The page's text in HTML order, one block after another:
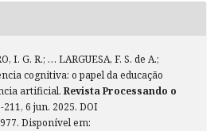
I. G. R.; … LARGUESA, F. S. de A.;
cognitiva: o papel da educação
artificial. Revista Processando o
211, 6 jun. 2025. DOI
Disponível em: